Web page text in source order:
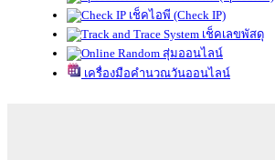
เช็คไอพี (Check IP)
เช็คเลขพัสดุ
สุ่มออนไลน์
เครื่องมือคำนวณวันออนไลน์